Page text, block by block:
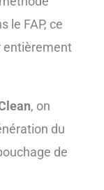
le FAP, ce
entièrement
, on
du
de